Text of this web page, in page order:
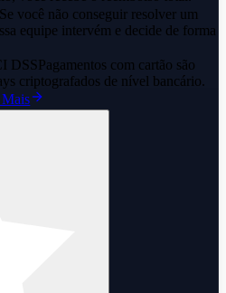
Se você não conseguir resolver um
equipe intervém e decide de forma
DSSPagamentos com cartão são
criptografados de nível bancário.
Mais